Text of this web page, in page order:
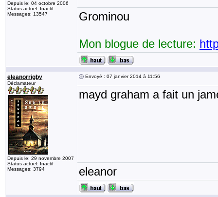
Depuis le: 04 octobre 2006
Status actuel: Inactif
Messages: 13547
Grominou
Mon blogue de lecture:
eleanorrigby
Déclamateur
Depuis le: 29 novembre 2007
Status actuel: Inactif
Messages: 3794
Envoyé : 07 janvier 2014 à 11:56
mayd graham a fait un
eleanor